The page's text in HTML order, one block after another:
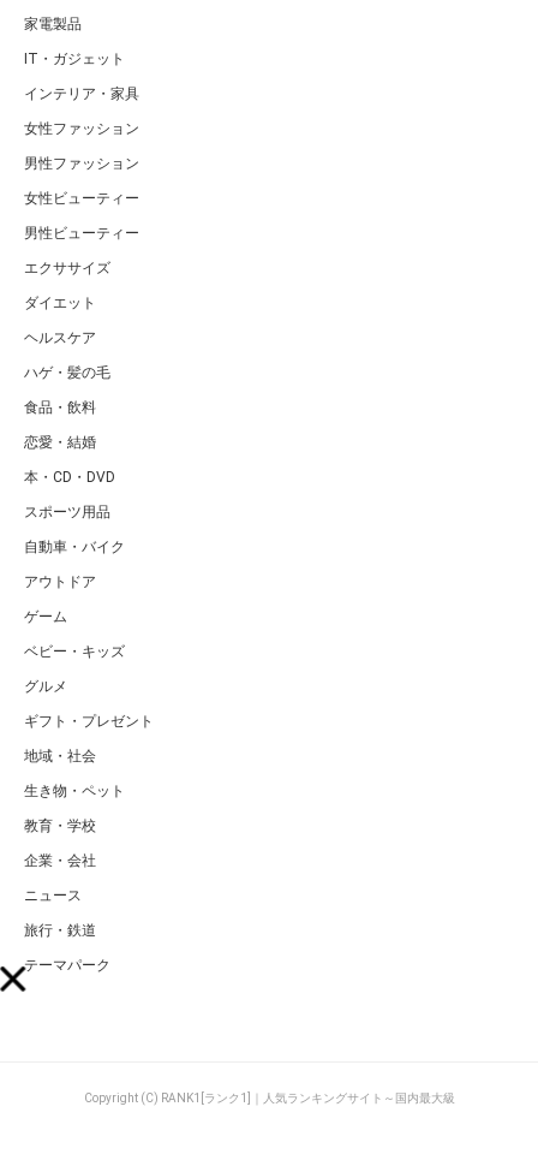
家電製品
IT・ガジェット
インテリア・家具
女性ファッション
男性ファッション
女性ビューティー
男性ビューティー
エクササイズ
ダイエット
ヘルスケア
ハゲ・髪の毛
食品・飲料
恋愛・結婚
本・CD・DVD
スポーツ用品
自動車・バイク
アウトドア
ゲーム
ベビー・キッズ
グルメ
ギフト・プレゼント
地域・社会
生き物・ペット
教育・学校
企業・会社
ニュース
旅行・鉄道
テーマパーク
Copyright (C) RANK1[ランク1]｜人気ランキングサイト～国内最大級